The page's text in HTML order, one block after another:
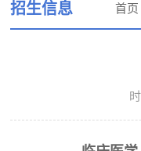
招生信息 首页